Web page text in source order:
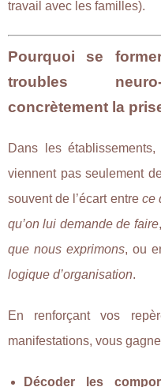
travail avec les familles).
Pourquoi se
troubles
concrètement la
Dans les
viennent pas seulement
souvent de l’écart entre ce
qu’on lui demande de faire
que nous exprimons, ou
logique d’organisation.
En renforçant vos
manifestations, vous
Décoder les